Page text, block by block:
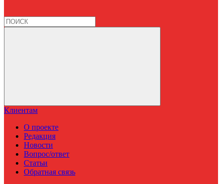
Клиентам
О проекте
Редакция
Новости
Вопрос/ответ
Статьи
Обратная связь